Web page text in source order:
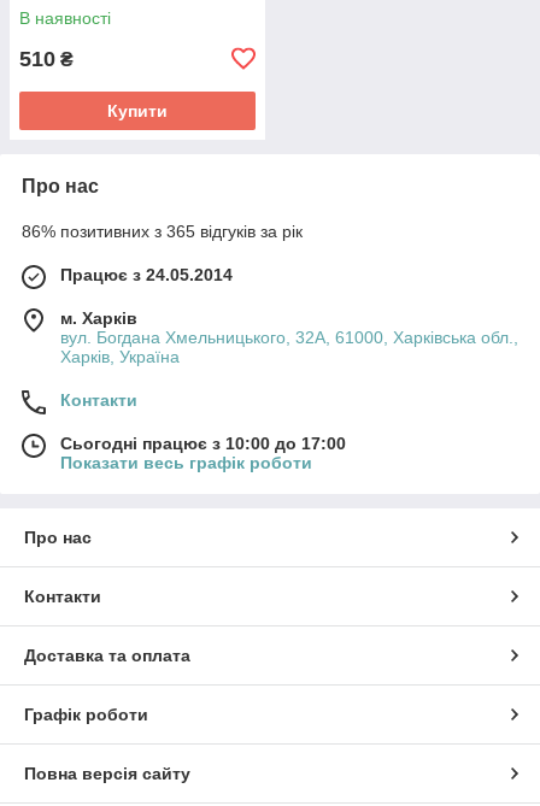
В наявності
510 ₴
Купити
Про нас
86% позитивних з 365 відгуків за рік
Працює з 24.05.2014
м. Харків
вул. Богдана Хмельницького, 32А, 61000, Харківська обл.,
Харків, Україна
Контакти
Сьогодні працює з 10:00 до 17:00
Показати весь графік роботи
Про нас
Контакти
Доставка та оплата
Графік роботи
Повна версія сайту